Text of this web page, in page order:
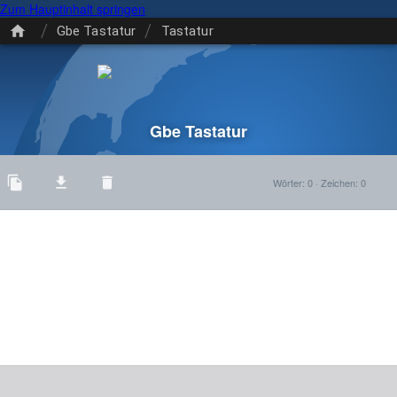
Zum Hauptinhalt springen
/ Gbe Tastatur / Tastatur
Gbe Tastatur
Wörter: 0 · Zeichen: 0